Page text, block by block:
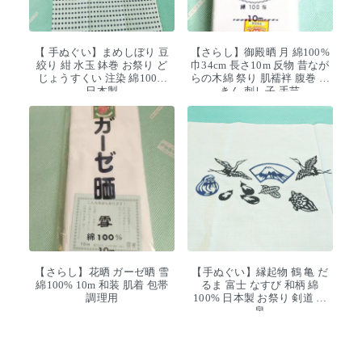
【 手ぬぐい】まめしぼり 豆
絞り 紺 水玉 鉢巻 お祭り ど
じょうすくい 注染 綿100%
日本製
【さらし】御殿晒 月 綿100%
巾34cm 長さ10m 反物 昔なが
らの木綿 祭り 肌襦袢 腹巻 ふ
きん 刺し子 手芸
【さらし】花晒 ガーゼ晒 雪
綿100% 10m 和装 肌着 包帯
調理用
【手ぬぐい】縁起物 鶴 亀 だ
るま 富士 なすび 和柄 綿
100% 日本製 お祭り 剣道 温
泉